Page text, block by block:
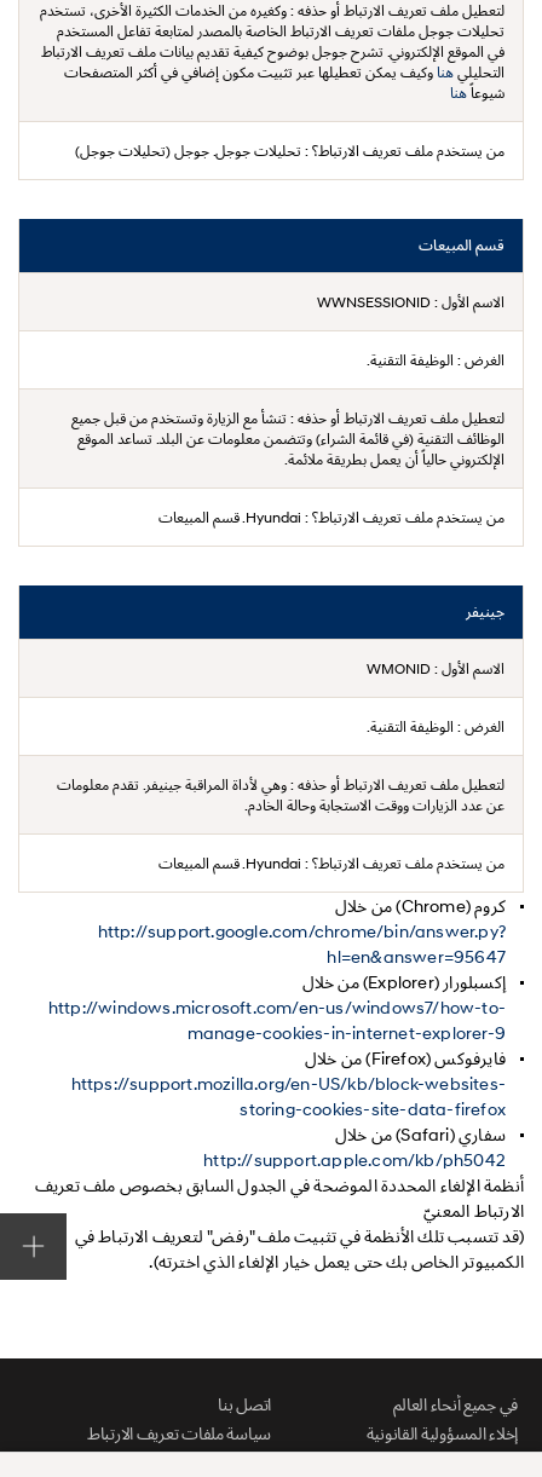
لتعطيل ملف تعريف الارتباط أو حذفه : وكغيره من الخدمات الكثيرة الأخرى، تستخدم
تحليلات جوجل ملفات تعريف الارتباط الخاصة بالمصدر لمتابعة تفاعل المستخدم
في الموقع الإلكتروني. تشرح جوجل بوضوح كيفية تقديم بيانات ملف تعريف الارتباط
التحليلي هنا وكيف يمكن تعطيلها عبر تثبيت مكون إضافي في أكثر المتصفحات
شيوعاً هنا
من يستخدم ملف تعريف الارتباط؟ : تحليلات جوجل. جوجل (تحليلات جوجل)
قسم المبيعات
الاسم الأول : WWNSESSIONID
الغرض : الوظيفة التقنية.
لتعطيل ملف تعريف الارتباط أو حذفه : تنشأ مع الزيارة وتستخدم من قبل جميع
الوظائف التقنية (في قائمة الشراء) وتتضمن معلومات عن البلد. تساعد الموقع
الإلكتروني حالياً أن يعمل بطريقة ملائمة.
من يستخدم ملف تعريف الارتباط؟ : Hyundai. قسم المبيعات
جينيفر
الاسم الأول : WMONID
الغرض : الوظيفة التقنية.
لتعطيل ملف تعريف الارتباط أو حذفه : وهي لأداة المراقبة جينيفر. تقدم معلومات
عن عدد الزيارات ووقت الاستجابة وحالة الخادم.
من يستخدم ملف تعريف الارتباط؟ : Hyundai. قسم المبيعات
كروم (Chrome) من خلال
http://support.google.com/chrome/bin/answer.py?
hl=en&answer=95647
إكسبلورار (Explorer) من خلال
http://windows.microsoft.com/en-us/windows7/how-to-
manage-cookies-in-internet-explorer-9
فايرفوكس (Firefox) من خلال
https://support.mozilla.org/en-US/kb/block-websites-
storing-cookies-site-data-firefox
سفاري (Safari) من خلال
http://support.apple.com/kb/ph5042
أنظمة الإلغاء المحددة الموضحة في الجدول السابق بخصوص ملف تعريف
الارتباط المعنيّ
(قد تتسبب تلك الأنظمة في تثبيت ملف "رفض" لتعريف الارتباط في
الكمبيوتر الخاص بك حتى يعمل خيار الإلغاء الذي اخترته).
في جميع أنحاء العالم
اتصل بنا
إخلاء المسؤولية القانونية
سياسة ملفات تعريف الارتباط